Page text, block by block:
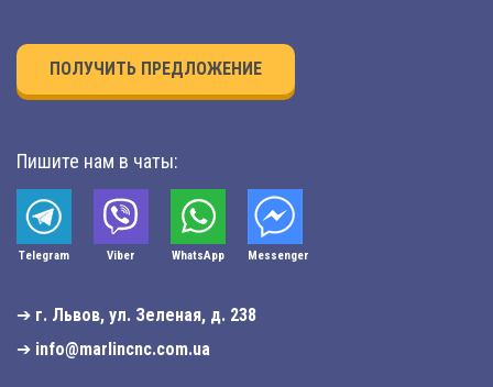
ПОЛУЧИТЬ ПРЕДЛОЖЕНИЕ
Пишите нам в чаты:
Telegram Viber WhatsApp Мessenger
➔ г. Львов, ул. Зеленая, д. 238
➔ info@marlincnc.com.ua